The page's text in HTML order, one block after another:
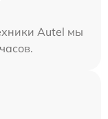
Autel мы